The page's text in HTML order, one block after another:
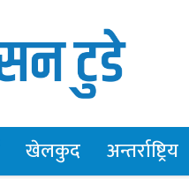
खेलकुद अन्तर्राष्ट्रिय